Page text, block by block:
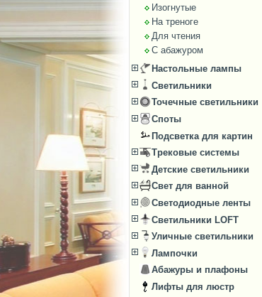
Изогнутые
На треноге
Для чтения
С абажуром
Настольные лампы
Светильники
Точечные светильники
Споты
Подсветка для картин
Трековые системы
Детские светильники
Свет для ванной
Светодиодные ленты
Светильники LOFT
Уличные светильники
Лампочки
Абажуры и плафоны
Лифты для люстр